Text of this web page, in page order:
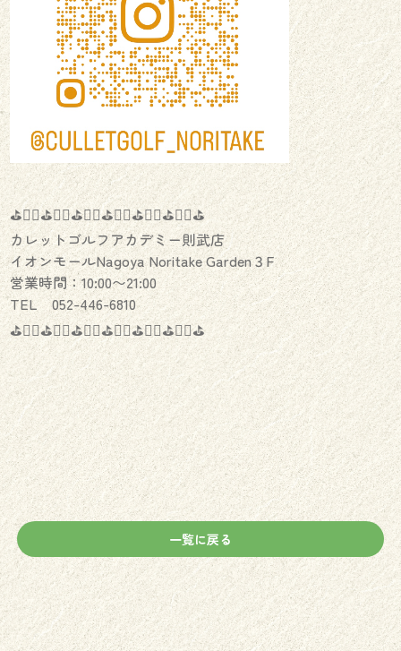
⛳️🏌️‍♂️⛳️🏌️‍♀️⛳️🏌️‍♂️⛳️🏌️‍♀️⛳️🏌️‍♂️⛳️🏌️‍♀️⛳️
カレットゴルフアカデミー則武店
イオンモールNagoya Noritake Garden３F
営業時間：10:00〜21:00
TEL 052-446-6810
⛳️🏌️‍♂️⛳️🏌️‍♀️⛳️🏌️‍♂️⛳️🏌️‍♀️⛳️🏌️‍♂️⛳️🏌️‍♀️⛳️
一覧に戻る